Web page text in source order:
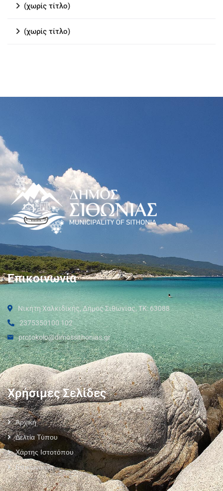
(χωρίς τίτλο)
(χωρίς τίτλο)
Επικοινωνία
Νικήτη Χαλκιδικής, Δήμος Σιθωνίας, ΤΚ: 63088
2375350100 102
protokolo@dimossithonias.gr
Χρήσιμες Σελίδες
Αρχική
Δελτία Τύπου
Χάρτης Ιστοτόπου
Επικοινωνία